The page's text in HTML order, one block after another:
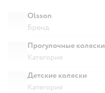
Olsson
Бренд
Прогулочные коляски
Категория
Детские коляски
Категория